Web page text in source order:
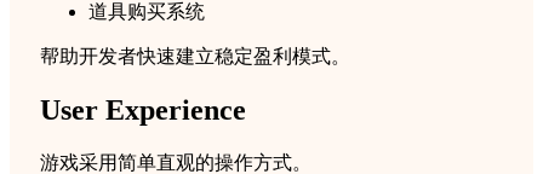
道具购买系统
帮助开发者快速建立稳定盈利模式。
User Experience
游戏采用简单直观的操作方式。